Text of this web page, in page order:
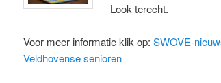
Look terecht.
Voor meer informatie klik op: SWOVE-
Veldhovense senioren